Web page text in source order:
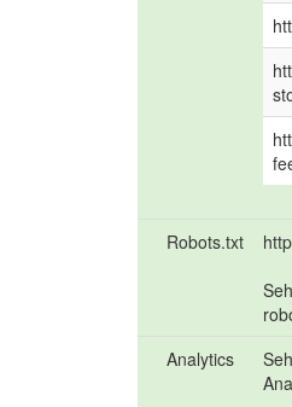
Robots.txt
Analytics